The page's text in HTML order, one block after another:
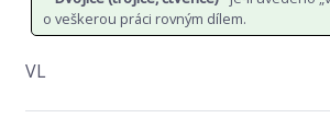
o veškerou práci rovným dílem.
VL